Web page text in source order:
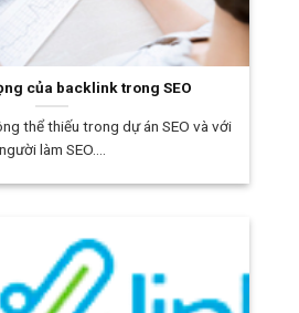
của backlink trong SEO
thể thiếu trong dự án SEO và với
người làm SEO....